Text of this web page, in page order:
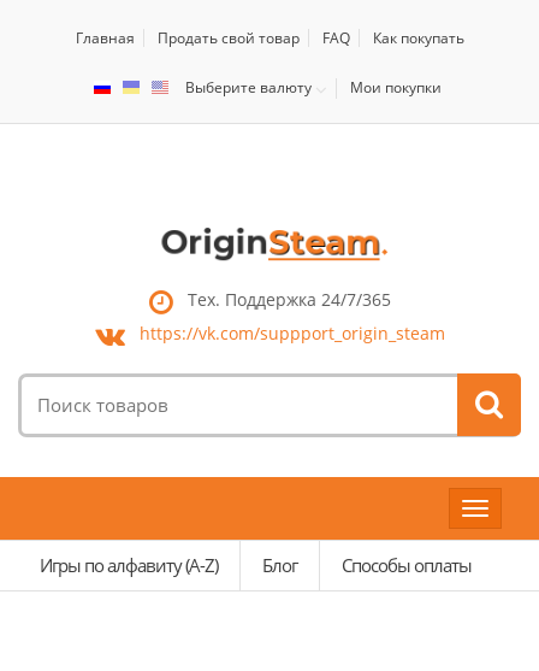
Главная Продать свой товар FAQ Как покупать
Выберите валюту Мои покупки
Тех. Поддержка 24/7/365
https://vk.com/suppport_origin_steam
товаров:
Toggle
Игры по алфавиту (A-Z)
Блог Способы оплаты